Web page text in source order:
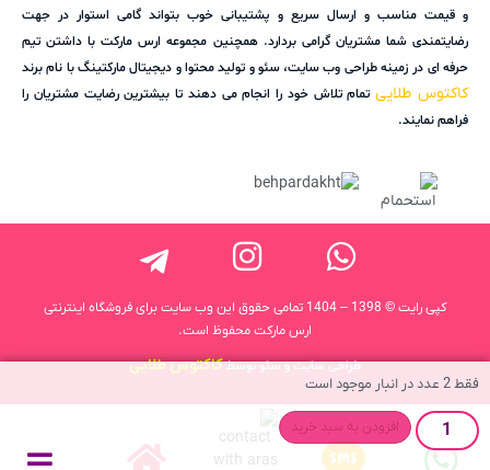
فقط 2 عدد در انبار موجود است
افزودن به سبد خرید
و قیمت مناسب و ارسال سریع و پشتیبانی خوب بتواند گامی استوار در جهت
رضایتمندی شما مشتریان گرامی بردارد. همچنین مجموعه ارس مارکت با داشتن تیم
حرفه ای در زمینه طراحی وب سایت، سئو و تولید محتوا و دیجیتال مارکتینگ با نام برند
کاکتوس طلاییتمام تلاش خود را انجام می دهند تا بیشترین رضایت مشتریان را
فراهم نمایند.
کپی رایت © 1398 – 1404 تمامی حقوق این وب سایت برای فروشگاه اینترنتی
ارس مارکت محفوظ است.
طراحی سایت و سئو توسطکاکتوس طلایی